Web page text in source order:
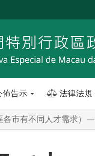
告示 法律法規
各市有不同人才需求）—